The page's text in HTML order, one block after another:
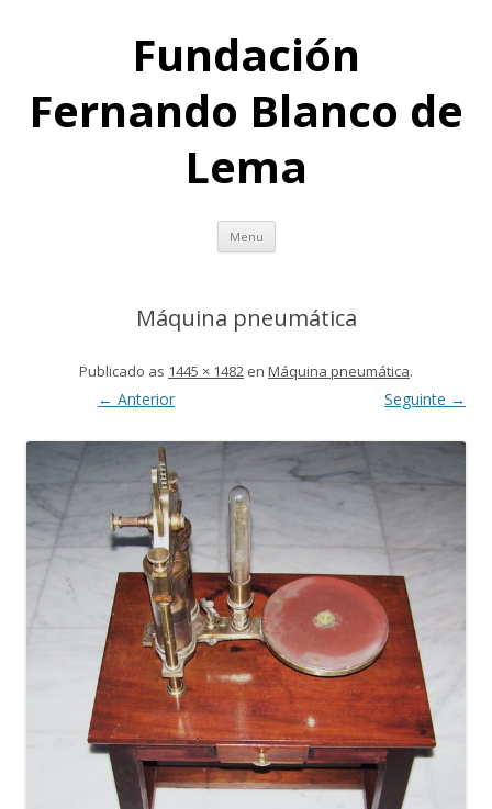
Fundación
Fernando Blanco de
Lema
Menu Skip
content
Máquina pneumática
Publicado as 1445 × 1482 en Máquina pneumática.
← Anterior Seguinte →